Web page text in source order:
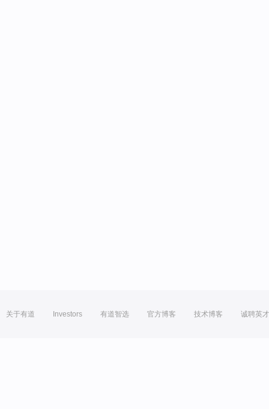
关于有道 Investors 有道智选 官方博客 技术博客 诚聘英才